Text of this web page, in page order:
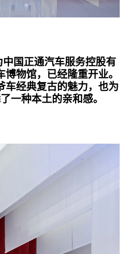
为中国正通汽车服务控股有
物馆，已经隆重开业。
车经典复古的魅力，也为
一种本土的亲和感。